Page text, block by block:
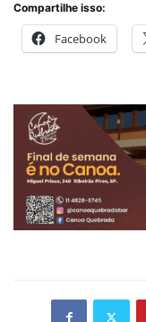
Compartilhe isso:
Facebook